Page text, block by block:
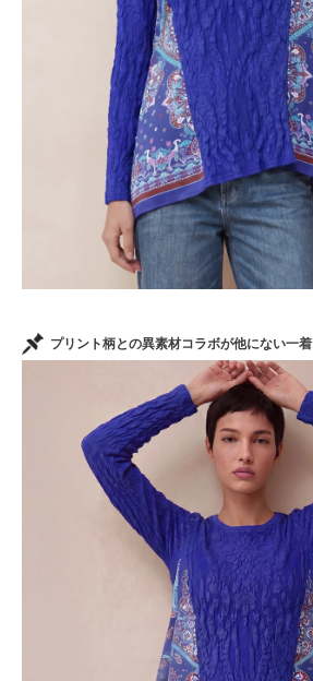
プリント柄との異素材コラボが他にない一着